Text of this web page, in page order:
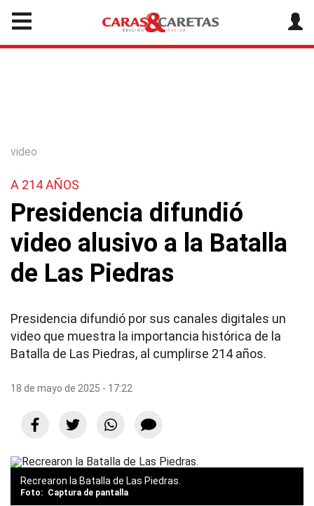
video
A 214 AÑOS
Presidencia difundió
video alusivo a la Batalla
de Las Piedras
Presidencia difundió por sus canales digitales un
video que muestra la importancia histórica de la
Batalla de Las Piedras, al cumplirse 214 años.
18 de mayo de 2025 - 17:22
Recrearon la Batalla de Las Piedras.
Captura de pantalla